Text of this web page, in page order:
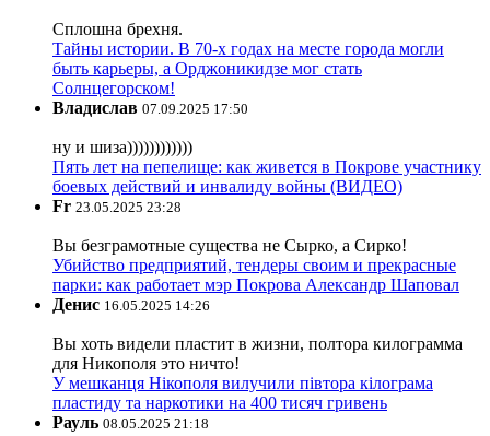
Сплошна брехня.
Тайны истории. В 70-х годах на месте города могли
быть карьеры, а Орджоникидзе мог стать
Солнцегорском!
Владислав 07.09.2025 17:50
ну и шиза))))))))))))
Пять лет на пепелище: как живется в Покрове участнику
боевых действий и инвалиду войны (ВИДЕО)
Fr 23.05.2025 23:28
Вы безграмотные существа не Сырко, а Сирко!
Убийство предприятий, тендеры своим и прекрасные
парки: как работает мэр Покрова Александр Шаповал
Денис 16.05.2025 14:26
Вы хоть видели пластит в жизни, полтора килограмма
для Никополя это ничто!
У мешканця Нікополя вилучили півтора кілограма
пластиду та наркотики на 400 тисяч гривень
Рауль 08.05.2025 21:18